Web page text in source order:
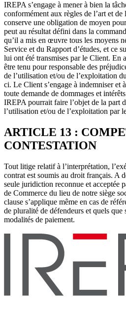
IREPA s’engage à mener à bien la
conformément aux règles de l’art et
conserve une obligation de moyen
peut au résultat défini dans la
qu’il a mis en œuvre tous les moyens
Service et du Rapport d’études, et ce
lui ont été transmises par le Client. En
être tenu pour responsable des
de l’utilisation et/ou de l’exploitation
ci. Le Client s’engage à indemniser et
toute demande de dommages et
IREPA pourrait faire l’objet de la part
l’utilisation et/ou de l’exploitation par
ARTICLE 13 :
CONTESTATION
Tout litige relatif à l’interprétation,
contrat est soumis au droit français. A
seule juridiction reconnue et acceptée
de Commerce du lieu de notre siège
clause s’applique même en cas de
de pluralité de défendeurs et quels que
modalités de paiement.